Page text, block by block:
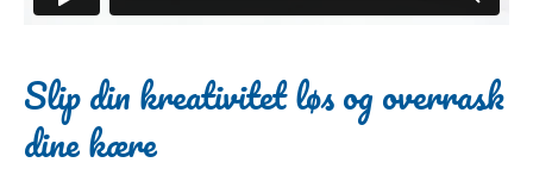
Slip din kreativitet løs og overrask
dine kære